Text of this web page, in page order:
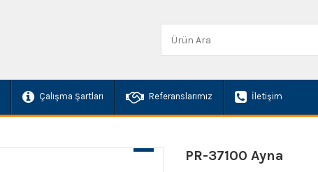
Çalışma Şartları Referanslarımız İletişim
PR-37100 Ayna